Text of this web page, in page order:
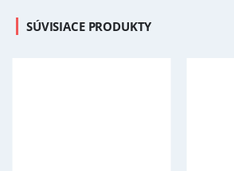
SÚVISIACE PRODUKTY